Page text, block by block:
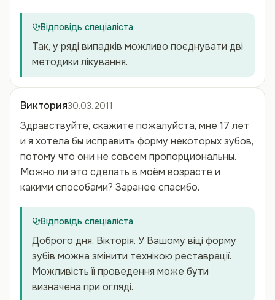
Відповідь спеціаліста
Так, у ряді випадків можливо поєднувати дві
методики лікування.
Виктория30.03.2011
Здравствуйте, скажите пожалуйста, мне 17 лет
и я хотела бы исправить форму некоторых зубов,
потому что они не совсем пропорциональны.
Можно ли это сделать в моём возрасте и
какими способами? Заранее спасибо.
Відповідь спеціаліста
Доброго дня, Вікторія. У Вашому віці форму
зубів можна змінити технікою реставрації.
Можливість її проведення може бути
визначена при огляді.